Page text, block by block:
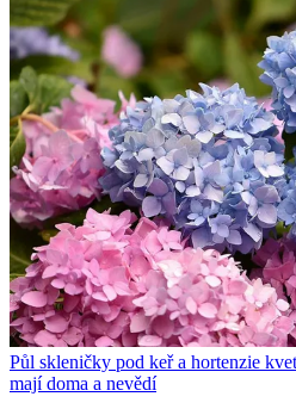
Půl skleničky pod keř a hortenzie
mají doma a nevědí